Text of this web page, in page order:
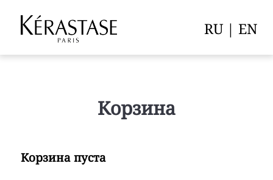
RU | EN
Корзина
Корзина пуста